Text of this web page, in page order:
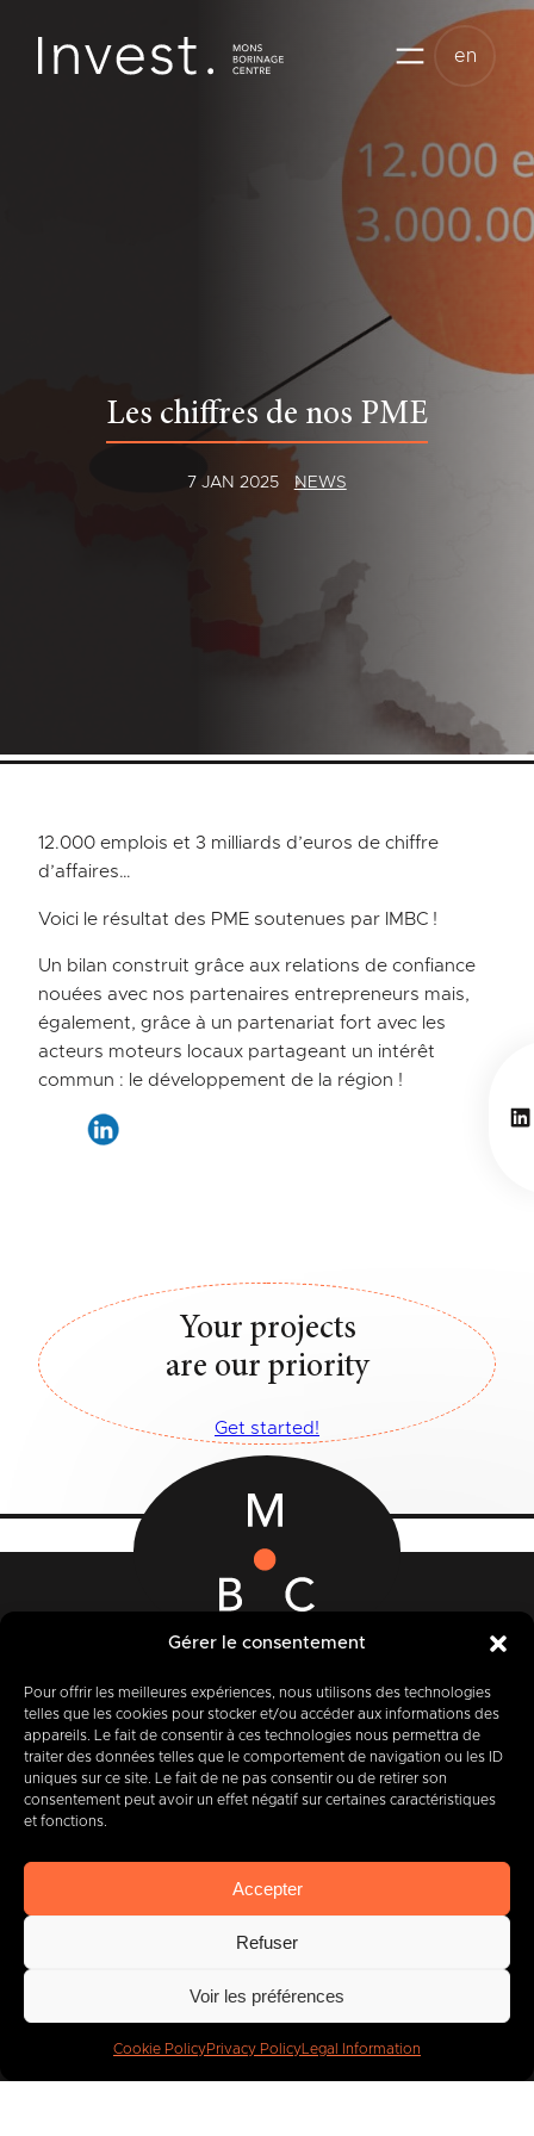
Gérer le consentement
Pour offrir les meilleures expériences, nous utilisons des technologies
telles que les cookies pour stocker et/ou accéder aux informations des
appareils. Le fait de consentir à ces technologies nous permettra de
traiter des données telles que le comportement de navigation ou les ID
uniques sur ce site. Le fait de ne pas consentir ou de retirer son
consentement peut avoir un effet négatif sur certaines caractéristiques
et fonctions.
Accepter
Refuser
Voir les préférences
Cookie PolicyPrivacy Policy Legal Information
content
en
Les chiffres de nos PME
7 JAN 2025 NEWS
12.000 emplois et 3 milliards d’euros de chiffre
d’affaires…
Voici le résultat des PME soutenues par IMBC !
Un bilan construit grâce aux relations de confiance
nouées avec nos partenaires entrepreneurs mais,
également, grâce à un partenariat fort avec les
acteurs moteurs locaux partageant un intérêt
commun : le développement de la région !
Your projects
are our priority
Get started!
12-14 Rue des Quatre Fils Aymon
+32 (0) 65 39 95 70
info@imbc.be
Today, partner to
400companies.